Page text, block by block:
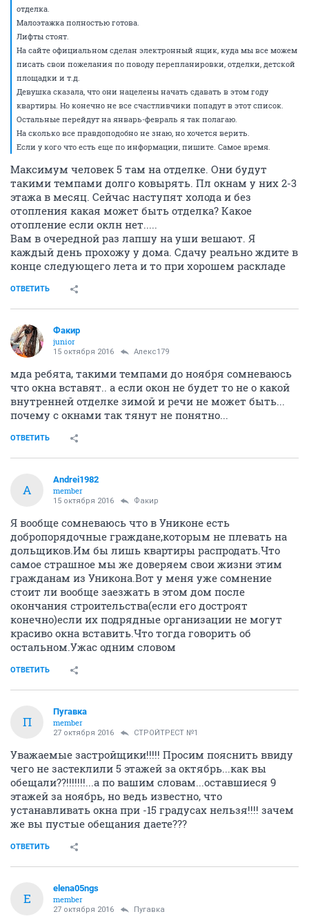
отделка.
Малоэтажка полностью готова.
Лифты стоят.
На сайте официальном сделан электронный ящик, куда мы все можем
писать свои пожелания по поводу перепланировки, отделки, детской
площадки и т.д.
Девушка сказала, что они нацелены начать сдавать в этом году
квартиры. Но конечно не все счастливчики попадут в этот список.
Остальные перейдут на январь-февраль я так полагаю.
На сколько все правдоподобно не знаю, но хочется верить.
Если у кого что есть еще по информации, пишите. Самое время.
Максимум человек 5 там на отделке. Они будут
такими темпами долго ковырять. Пл окнам у них 2-3
этажа в месяц. Сейчас наступят холода и без
отопления какая может быть отделка? Какое
отопление если оклн нет.....
Вам в очередной раз лапшу на уши вешают. Я
каждый день прохожу у дома. Сдачу реально ждите в
конце следующего лета и то при хорошем раскладе
ОТВЕТИТЬ
Факир
junior
15 октября 2016 Алекс179
мда ребята, такими темпами до ноября сомневаюсь
что окна вставят.. а если окон не будет то не о какой
внутренней отделке зимой и речи не может быть...
почему с окнами так тянут не понятно...
ОТВЕТИТЬ
A
Andrei1982
member
15 октября 2016 Факир
Я вообще сомневаюсь что в Униконе есть
добропорядочные граждане,которым не плевать на
дольщиков.Им бы лишь квартиры распродать.Что
самое страшное мы же доверяем свои жизни этим
гражданам из Уникона.Вот у меня уже сомнение
стоит ли вообще заезжать в этом дом после
окончания строительства(если его достроят
конечно)если их подрядные организации не могут
красиво окна вставить.Что тогда говорить об
остальном.Ужас одним словом
ОТВЕТИТЬ
П
Пугавка
member
27 октября 2016 СТРОЙТРЕСТ №1
Уважаемые застройщики!!!!! Просим пояснить ввиду
чего не застеклили 5 этажей за октябрь...как вы
обещали??!!!!!!!...а по вашим словам...оставшиеся 9
этажей за ноябрь, но ведь известно, что
устанавливать окна при -15 градусах нельзя!!!! зачем
же вы пустые обещания даете???
ОТВЕТИТЬ
E
elena05ngs
member
27 октября 2016 Пугавка